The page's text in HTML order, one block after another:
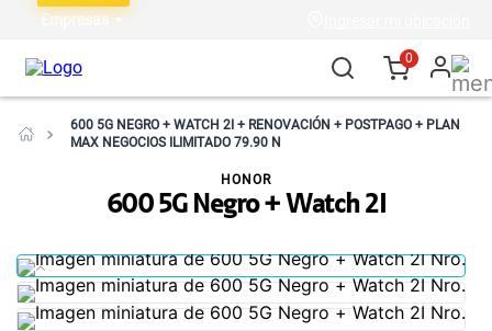
Empresas
0
600 5G NEGRO + WATCH 2I + RENOVACIÓN + POSTPAGO + PLAN
MAX NEGOCIOS ILIMITADO 79.90 N
600 5G Negro + Watch 2I
HONOR